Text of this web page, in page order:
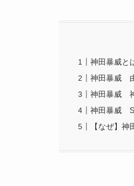
神田暴威と
神田暴威
神田暴威
神田暴威
【なぜ】